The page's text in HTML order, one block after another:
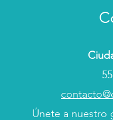
Únete a nuestro